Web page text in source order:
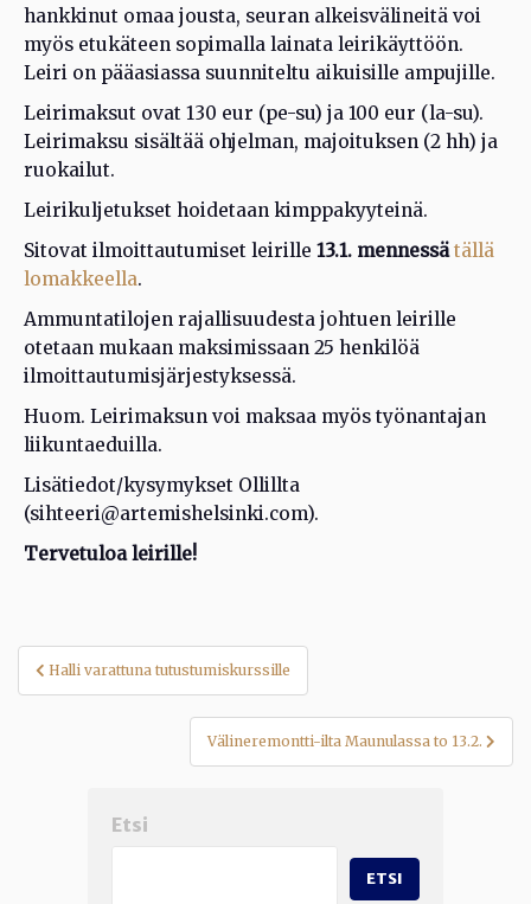
hankkinut omaa jousta, seuran alkeisvälineitä voi
myös etukäteen sopimalla lainata leirikäyttöön.
Leiri on pääasiassa suunniteltu aikuisille ampujille.
Leirimaksut ovat 130 eur (pe-su) ja 100 eur (la-su).
Leirimaksu sisältää ohjelman, majoituksen (2 hh) ja
ruokailut.
Leirikuljetukset hoidetaan kimppakyyteinä.
Sitovat ilmoittautumiset leirille 13.1. mennessä tällä
lomakkeella.
Ammuntatilojen rajallisuudesta johtuen leirille
otetaan mukaan maksimissaan 25 henkilöä
ilmoittautumisjärjestyksessä.
Huom. Leirimaksun voi maksaa myös työnantajan
liikuntaeduilla.
Lisätiedot/kysymykset Ollillta
(sihteeri@artemishelsinki.com).
Tervetuloa leirille!
Artikkelien
selaus
Halli varattuna tutustumiskurssille
Välineremontti-ilta Maunulassa to 13.2.
Etsi
ETSI